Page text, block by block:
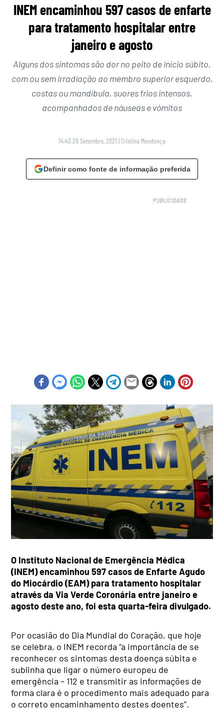
INEM encaminhou 597 casos de enfarte
para tratamento hospitalar entre
janeiro e agosto
Alguns dos sintomas são dor no peito de início súbito,
com ou sem irradiação ao membro superior esquerdo,
costas ou mandíbula, suores frios intensos,
acompanhados de náuseas e vómitos
14:43 29 Setembro, 2021 | Cristina Mendonça
Definir como fonte de informação preferida
O Instituto Nacional de Emergência Médica
(INEM) encaminhou 597 casos de Enfarte Agudo
do Miocárdio (EAM) para tratamento hospitalar
através da Via Verde Coronária entre janeiro e
agosto deste ano, foi esta quarta-feira divulgado.
Por ocasião do Dia Mundial do Coração, que hoje
se celebra, o INEM recorda “a importância de se
reconhecer os sintomas desta doença súbita e
sublinha que ligar o número europeu de
emergência – 112 e transmitir as informações de
forma clara é o procedimento mais adequado para
o correto encaminhamento destes doentes”.